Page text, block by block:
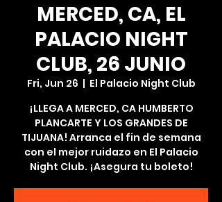
MERCED, CA, EL
PALACIO NIGHT
CLUB, 26 JUNIO
Fri, Jun 26
  |
El Palacio Night Club
¡LLEGA A MERCED, CA HUMBERTO
PLANCARTE Y LOS GRANDES DE
TIJUANA! Arranca el fin de semana
con el mejor ruidazo en El Palacio
Night Club. ¡Asegura tu boleto!